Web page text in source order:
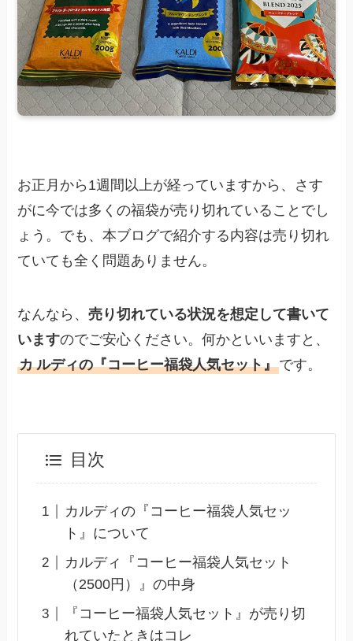
お正月から1週間以上が経っていますから、さす
がに今では多くの福袋が売り切れていることでし
ょう。でも、本ブログで紹介する内容は売り切れ
ていても全く問題ありません。
なんなら、売り切れている状況を想定して書いて
いますのでご安心ください。何かといいますと、
カ ルディの『コーヒー福袋人気セット』です。
目次
カルディの『コーヒー福袋人気セッ
ト』について
カルディ『コーヒー福袋人気セット
（2500円）』の中身
『コーヒー福袋人気セット』が売り切
れていたときはコレ